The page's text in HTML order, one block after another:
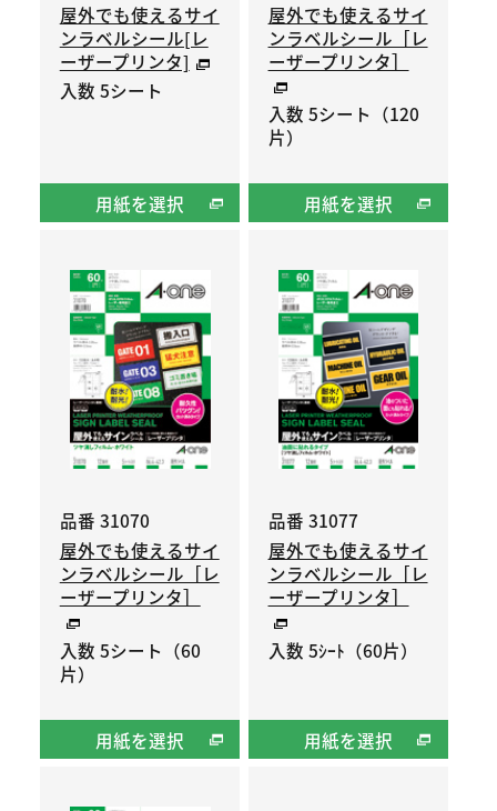
屋外でも使えるサイ
ンラベルシール[レ
ーザープリンタ]
入数 5シート
用紙を選択
屋外でも使えるサイ
ンラベルシール［レ
ーザープリンタ］
入数 5シート（120
片）
用紙を選択
品番 31070
屋外でも使えるサイ
ンラベルシール［レ
ーザープリンタ］
入数 5シート（60
片）
用紙を選択
品番 31077
屋外でも使えるサイ
ンラベルシール［レ
ーザープリンタ］
入数 5ｼｰﾄ（60片）
用紙を選択